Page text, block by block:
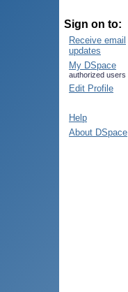
Sign on to:
Receive email
updates
My DSpace
authorized users
Edit Profile
Help
About DSpace